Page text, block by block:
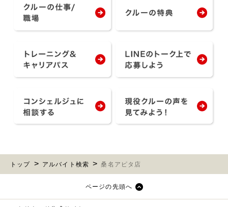
トップ アルバイト検索 桑名アピタ店
ページの先頭へ